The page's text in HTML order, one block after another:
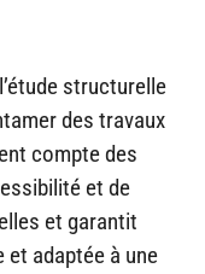
structurelle
des travaux
compte des
et de
et garantit
adaptée à une